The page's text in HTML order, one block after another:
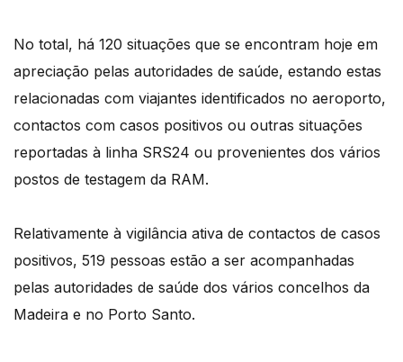
No total, há 120 situações que se encontram hoje em
apreciação pelas autoridades de saúde, estando estas
relacionadas com viajantes identificados no aeroporto,
contactos com casos positivos ou outras situações
reportadas à linha SRS24 ou provenientes dos vários
postos de testagem da RAM.
Relativamente à vigilância ativa de contactos de casos
positivos, 519 pessoas estão a ser acompanhadas
pelas autoridades de saúde dos vários concelhos da
Madeira e no Porto Santo.